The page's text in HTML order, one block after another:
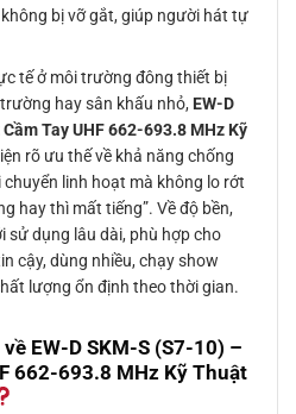
bị vỡ gắt, giúp người hát tự
tế ở môi trường đông thiết bị
hay sân khấu nhỏ, EW-D
Tay UHF 662-693.8 MHz Kỹ
rõ ưu thế về khả năng chống
linh hoạt mà không lo rớt
hay thì mất tiếng”. Về độ bền,
sử dụng lâu dài, phù hợp cho
cậy, dùng nhiều, chạy show
lượng ổn định theo thời gian.
về EW-D SKM-S (S7-10) –
662-693.8 MHz Kỹ Thuật